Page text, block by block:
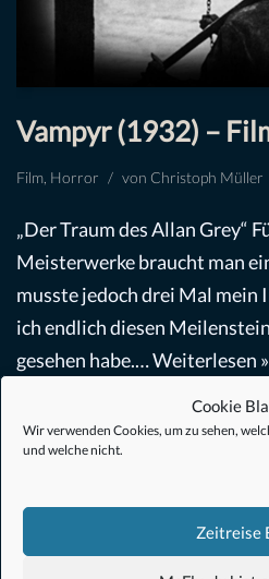
Cookie
Wir verwenden Cookies, um zu sehen,
und welche nicht.
Zeitreise
Vampyr (1932) –
Film Horror von Christoph Müller
„Der Traum des Allan Grey“
Meisterwerke braucht man
musste jedoch drei Mal mein
ich endlich diesen
gesehen habe.…Weiterlesen »